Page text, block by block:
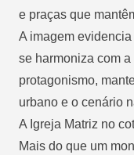
e praças que
A imagem
se harmoniza com
protagonismo,
urbano e o cenário
A Igreja Matriz no
Mais do que um